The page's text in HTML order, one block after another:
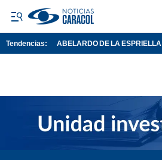
Tendencias: ABELARDO DE LA ESPRIELLA